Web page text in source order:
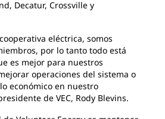
Decatur, Crossville y
eléctrica, somos
por lo tanto todo está
es mejor para nuestros
operaciones del sistema o
económico en nuestro
de VEC, Rody Blevins.